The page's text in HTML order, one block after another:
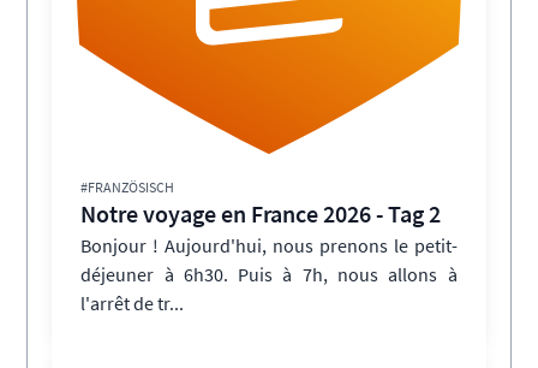
#FRANZÖSISCH
Notre voyage en France 2026 - Tag 2
Bonjour ! Aujourd'hui, nous prenons le petit-
déjeuner à 6h30. Puis à 7h, nous allons à
l'arrêt de tr...